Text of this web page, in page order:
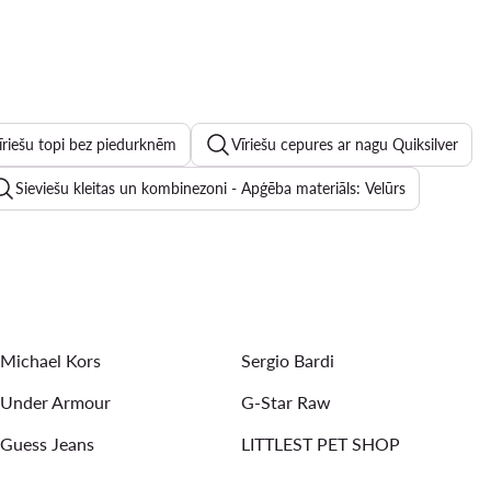
topi bez piedurknēm Vīriešu cepures ar nagu Quiksilver
Sieviešu kleitas un kombinezoni - Apģēba materiāls: Velūrs
Michael Kors
Sergio Bardi
Under Armour
G-Star Raw
Guess Jeans
LITTLEST PET SHOP